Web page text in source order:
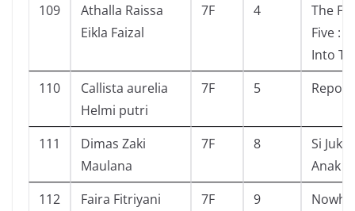
109
Athalla Raissa
Eikla Faizal
7F 4
The
Five :
Into
110
Callista aurelia
Helmi putri
7F 5
111
Dimas Zaki
Maulana
7F 8
Si Juki
Anak
112
Faira Fitriyani
7F 9